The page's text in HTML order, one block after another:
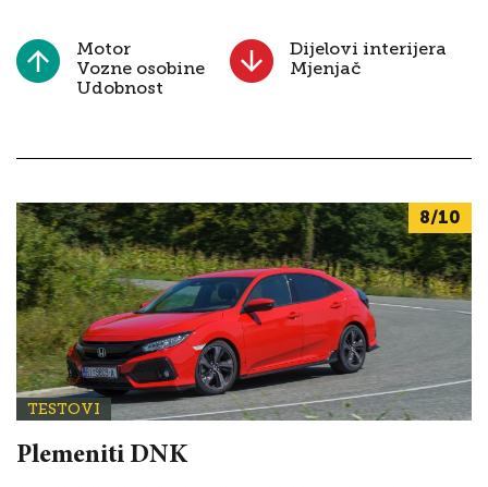
Motor
Vozne osobine
Udobnost
Dijelovi interijera
Mjenjač
TESTOVI
8/10
Plemeniti DNK